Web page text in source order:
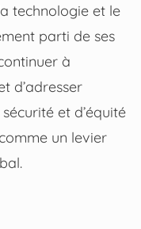
technologie et le
parti de ses
à
d’adresser
et d’équité
comme un levier